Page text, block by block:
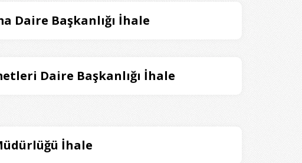
Daire Başkanlığı İhale
Daire Başkanlığı İhale
İhale